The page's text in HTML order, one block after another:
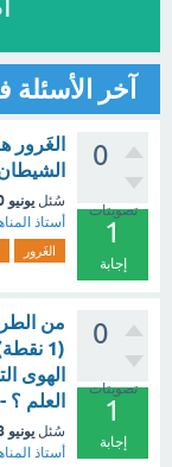
آخر
0
تصويتات
1
إجابة
سُئل يونيو 20
أستاذ
الغَرور
0
تصويتات
1
إجابة
من
(1
الهوى
العلم ؟
سُئل يونيو 8
أستاذ